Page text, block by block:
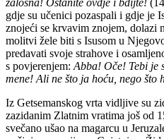
gdje su učenici pozaspali i gdje je
znojeći se krvavim znojem, dolazi
molitvi žele biti s Isusom u
predavati svoje strahove i
s povjerenjem: Abba! Oče! Tebi je
mene! Ali ne što ja hoću, nego što
Iz Getsemanskog vrta vidljive su
zazidanim Zlatnim vratima još od
svečano ušao na magarcu u